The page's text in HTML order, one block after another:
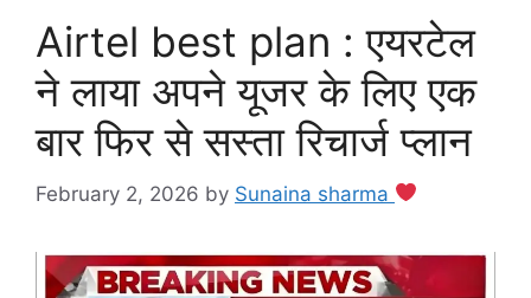
Airtel best plan : एयरटेल
ने लाया अपने यूजर के लिए एक
बार फिर से सस्ता रिचार्ज प्लान
February 2, 2026 by Sunaina sharma